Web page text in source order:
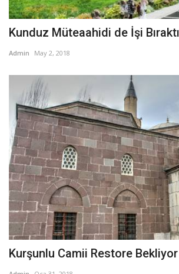
Kunduz Müteaahidi de İşi
Admin May 2, 2018
Kurşunlu Camii Restore Bekliyor